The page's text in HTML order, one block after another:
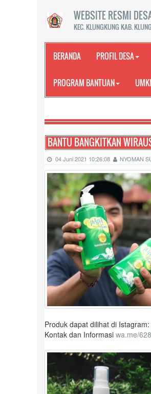
WEBSITE RESMI
KEC. KLUNGKUNG KAB.
BERANDA PROFIL DESA
PROGRAM BANTUAN
BANTU BANGKITKAN
04 Juni 2021 10:26:08 NYOMAN
Produk dapat dilihat di Istagram:
Kontak dan Informasi wa.me/